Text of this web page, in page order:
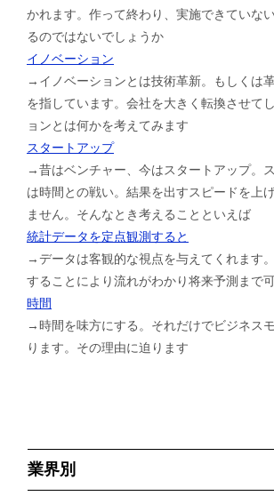
かれます。作って終わり、実施できていな
るのではないでしょうか
イノベーション
→イノベーションとは技術革新。もしくは
を指しています。会社を大きく転換させて
ョンとは何かを考えてみます
スタートアップ
→昔はベンチャー、今はスタートアップ。
は時間との戦い。結果を出すスピードを上
ません。そんなとき考えることといえば
統計データを定点観測すると
→データは客観的な視点を与えてくれます
することにより流れがわかり将来予測まで
時間
→時間を味方にする。それだけでビジネス
ります。その理由に迫ります
業界別